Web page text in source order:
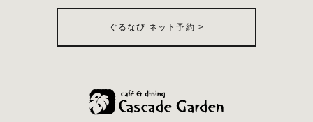
ぐるなび ネット予約 >